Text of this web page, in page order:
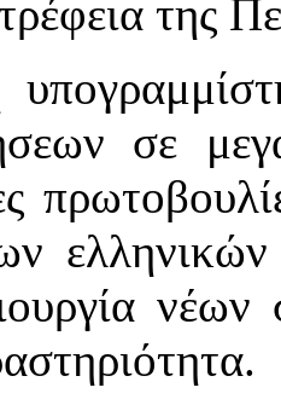
της
σε
ελληνικών
νέων